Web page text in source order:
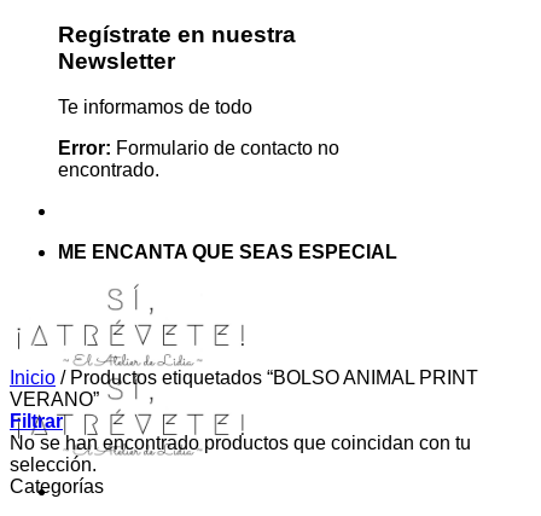
Regístrate en nuestra
Newsletter
Te informamos de todo
Error: Formulario de contacto no
encontrado.
ME ENCANTA QUE SEAS ESPECIAL
Inicio /Productos etiquetados “BOLSO ANIMAL PRINT
VERANO”
Filtrar
No se han encontrado productos que coincidan con tu
selección.
Categorías